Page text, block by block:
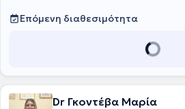
Επόμενη διαθεσιμότητα
Dr Γκοντέβα Μαρία